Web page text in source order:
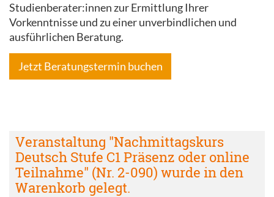
Studienberater:innen zur Ermittlung Ihrer
Vorkenntnisse und zu einer unverbindlichen und
ausführlichen Beratung.
Jetzt Beratungstermin buchen
Veranstaltung "Nachmittagskurs
Deutsch Stufe C1 Präsenz oder online
Teilnahme" (Nr. 2-090) wurde in den
Warenkorb gelegt.